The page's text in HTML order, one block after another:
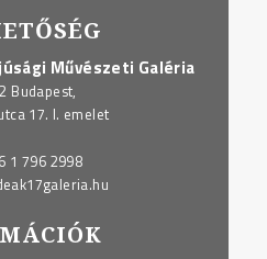
Művészeti Galéria
Budapest,
17. I. emelet
1 796 2998